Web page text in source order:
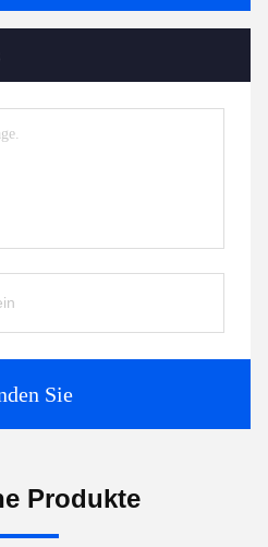
Sie
Produkte